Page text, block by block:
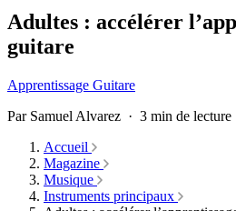
Adultes : accélérer
guitare
Apprentissage Guitare
Par Samuel Alvarez · 3 min de lecture
Accueil
Magazine
Musique
Instruments principaux